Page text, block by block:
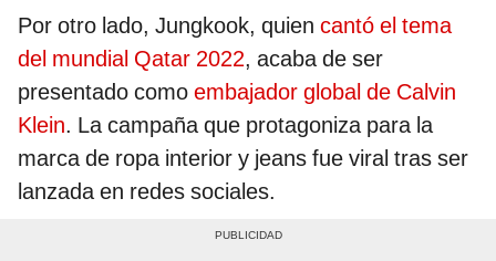
Por otro lado, Jungkook, quien cantó el tema
del mundial Qatar 2022, acaba de ser
presentado como embajador global de Calvin
Klein. La campaña que protagoniza para la
marca de ropa interior y jeans fue viral tras ser
lanzada en redes sociales.